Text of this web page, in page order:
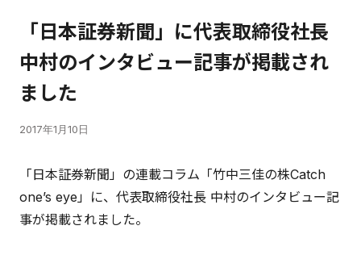
「日本証券新聞」に代表取締役社長
中村のインタビュー記事が掲載され
ました
2017年1月10日
「日本証券新聞」の連載コラム「竹中三佳の株Catch
one’s eye」に、代表取締役社長 中村のインタビュー記
事が掲載されました。